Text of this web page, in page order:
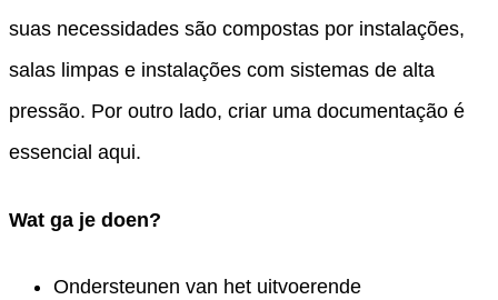
suas necessidades são compostas por instalações,
salas limpas e instalações com sistemas de alta
pressão. Por outro lado, criar uma documentação é
essencial aqui.
Wat ga je doen?
Ondersteunen van het uitvoerende